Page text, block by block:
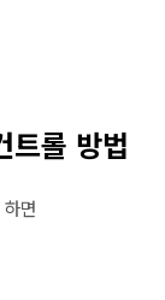
트롤 방법
면